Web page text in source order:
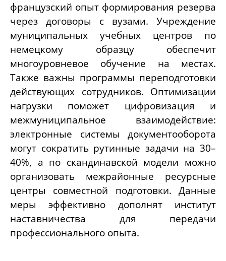
французский опыт формирования резерва
через договоры с вузами. Учреждение
муниципальных учебных центров по
немецкому образцу обеспечит
многоуровневое обучение на местах.
Также важны программы переподготовки
действующих сотрудников. Оптимизации
нагрузки поможет цифровизация и
межмуниципальное взаимодействие:
электронные системы документооборота
могут сократить рутинные задачи на 30–
40%, а по скандинавской модели можно
организовать межрайонные ресурсные
центры совместной подготовки. Данные
меры эффективно дополнят институт
наставничества для передачи
профессионального опыта.